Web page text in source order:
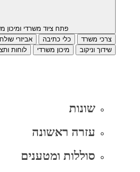
פתח ציוד משרדי ומיכון
צרכי משרד
כלי כתיבה אביזרי
שידוך וניקוב
מיכון משרדי לוחות
שונות
עזרה ראשונה
סוללות ומטענים